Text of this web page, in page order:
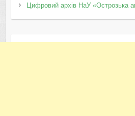
Цифровий архів НаУ «Острозька